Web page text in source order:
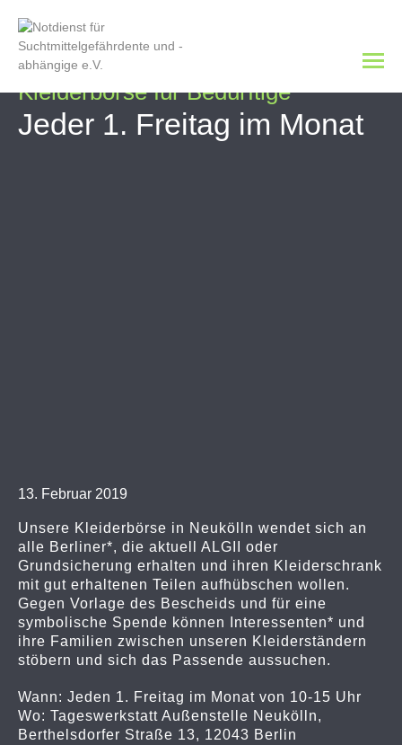
Kleiderbörse für Bedürftige
Jeder 1. Freitag im Monat
13. Februar 2019
Unsere Kleiderbörse in Neukölln wendet sich an
alle Berliner*, die aktuell ALGII oder
Grundsicherung erhalten und ihren Kleiderschrank
mit gut erhaltenen Teilen aufhübschen wollen.
Gegen Vorlage des Bescheids und für eine
symbolische Spende können Interessenten* und
ihre Familien zwischen unseren Kleiderständern
stöbern und sich das Passende aussuchen.
Wann: Jeden 1. Freitag im Monat von 10-15 Uhr
Wo: Tageswerkstatt Außenstelle Neukölln,
Berthelsdorfer Straße 13, 12043 Berlin